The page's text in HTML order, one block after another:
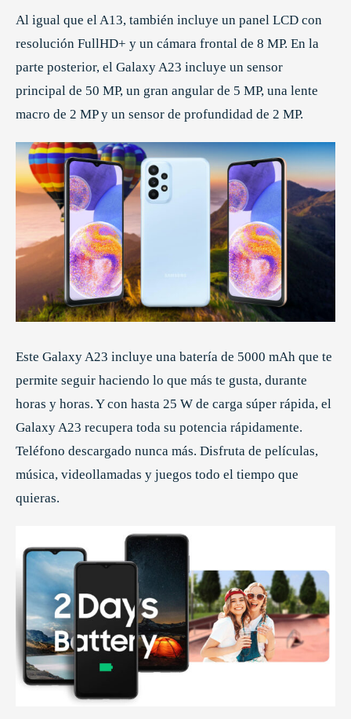
Al igual que el A13, también incluye un panel LCD con
resolución FullHD+ y un cámara frontal de 8 MP. En la
parte posterior, el Galaxy A23 incluye un sensor
principal de 50 MP, un gran angular de 5 MP, una lente
macro de 2 MP y un sensor de profundidad de 2 MP.
Este Galaxy A23 incluye una batería de 5000 mAh que te
permite seguir haciendo lo que más te gusta, durante
horas y horas. Y con hasta 25 W de carga súper rápida, el
Galaxy A23 recupera toda su potencia rápidamente.
Teléfono descargado nunca más. Disfruta de películas,
música, videollamadas y juegos todo el tiempo que
quieras.